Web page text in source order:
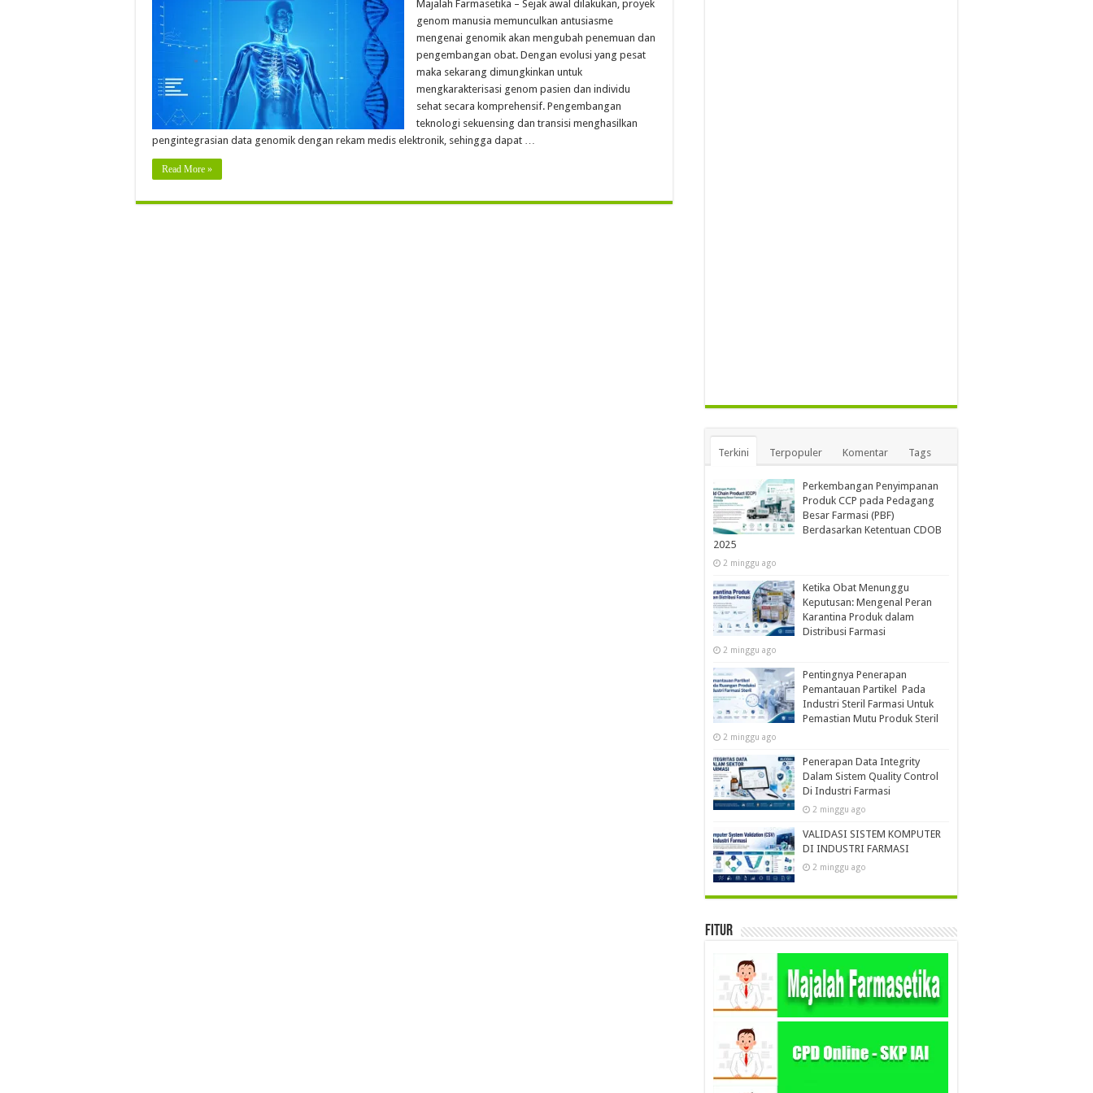
Majalah Farmasetika – Sejak awal dilakukan, proyek
genom manusia memunculkan antusiasme
mengenai genomik akan mengubah penemuan dan
pengembangan obat. Dengan evolusi yang pesat
maka sekarang dimungkinkan untuk
mengkarakterisasi genom pasien dan individu
sehat secara komprehensif. Pengembangan
teknologi sekuensing dan transisi menghasilkan
pengintegrasian data genomik dengan rekam medis elektronik, sehingga dapat …
Read More »
Terkini Terpopuler Komentar Tags
Perkembangan Penyimpanan
Produk CCP pada Pedagang
Besar Farmasi (PBF)
Berdasarkan Ketentuan CDOB
2025
2 minggu ago
Ketika Obat Menunggu
Keputusan: Mengenal Peran
Karantina Produk dalam
Distribusi Farmasi
2 minggu ago
Pentingnya Penerapan
Pemantauan Partikel Pada
Industri Steril Farmasi Untuk
Pemastian Mutu Produk Steril
2 minggu ago
Penerapan Data Integrity
Dalam Sistem Quality Control
Di Industri Farmasi
2 minggu ago
VALIDASI SISTEM KOMPUTER
DI INDUSTRI FARMASI
2 minggu ago
Fitur